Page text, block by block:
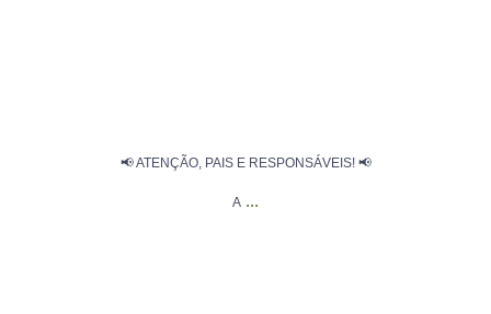
📢 ATENÇÃO, PAIS E RESPONSÁVEIS! 📢
A ...